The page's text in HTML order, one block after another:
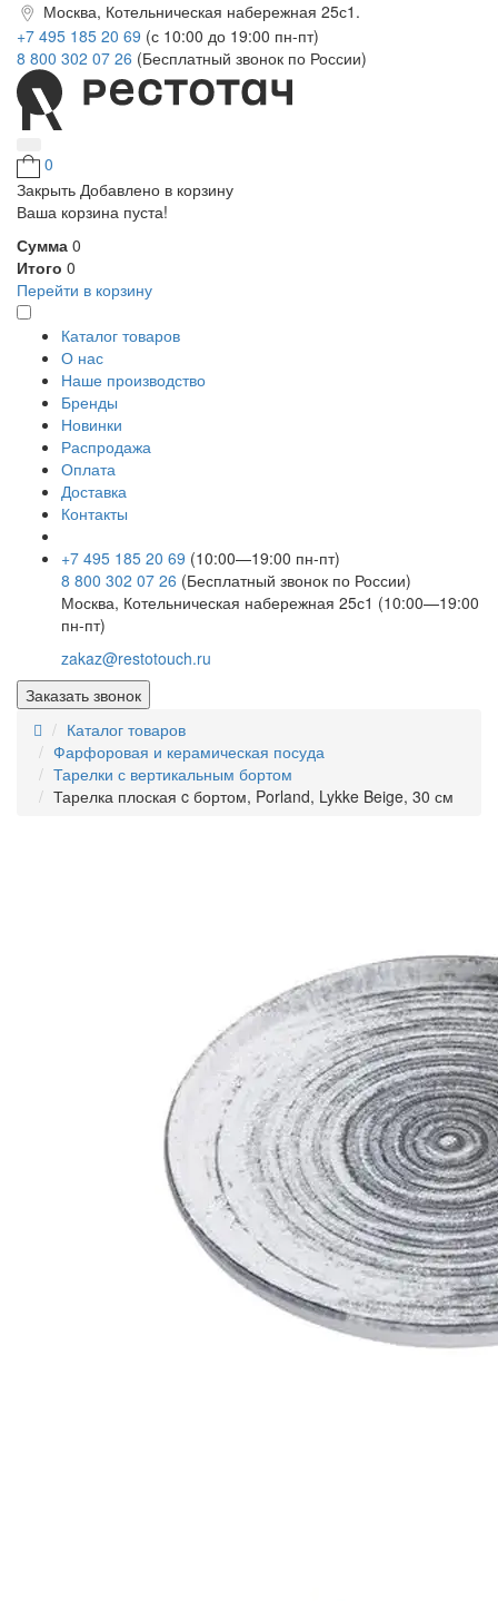
Москва, Котельническая набережная 25с1.
+7 495 185 20 69 (с 10:00 до 19:00 пн-пт)
8 800 302 07 26 (Бесплатный звонок по России)
0
Закрыть Добавлено в корзину
Ваша корзина пуста!
Сумма 0
Итого 0
Перейти в корзину
Каталог товаров
О нас
Наше производство
Бренды
Новинки
Распродажа
Оплата
Доставка
Контакты
+7 495 185 20 69 (10:00—19:00 пн-пт)
8 800 302 07 26 (Бесплатный звонок по России)
Москва, Котельническая набережная 25с1 (10:00—19:00
пн-пт)
zakaz@restotouch.ru
Заказать звонок
Каталог товаров
Фарфоровая и керамическая посуда
Тарелки с вертикальным бортом
Тарелка плоская c бортом, Porland, Lykke Beige, 30 см